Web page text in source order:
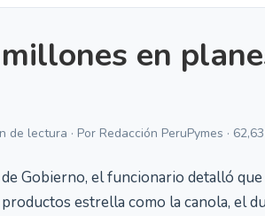
en
de lectura · Por Redacción PeruPymes ·
de Gobierno, el funcionario detalló
estrella como la canola, el